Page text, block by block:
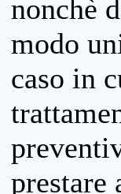
nonchè
modo
caso in
prestare